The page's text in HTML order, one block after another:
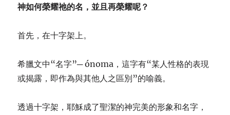
神如何榮耀祂的名，並且再榮耀呢？
首先，在十字架上。
希臘文中“名字”─ ónoma，這字有“某人性格的表現
或揭露，即作為與其他人之區別”的喻義。
透過十字架，耶穌成了聖潔的神完美的形象和名字，